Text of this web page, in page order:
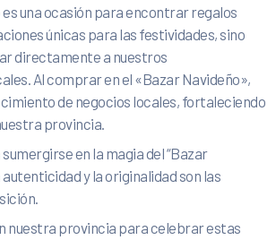
una ocasión para encontrar regalos
únicas para las festividades, sino
directamente a nuestros
Al comprar en el «Bazar Navideño»,
de negocios locales, fortaleciendo
provincia.
en la magia del “Bazar
autenticidad y la originalidad son las
nuestra provincia para celebrar estas